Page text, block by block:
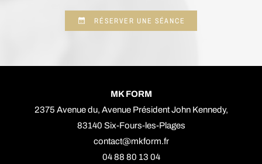
RÉSERVER UNE SÉANCE
MK FORM
2375 Avenue du, Avenue Président John Kennedy,
83140 Six-Fours-les-Plages
contact@mkform.fr
04 88 80 13 04